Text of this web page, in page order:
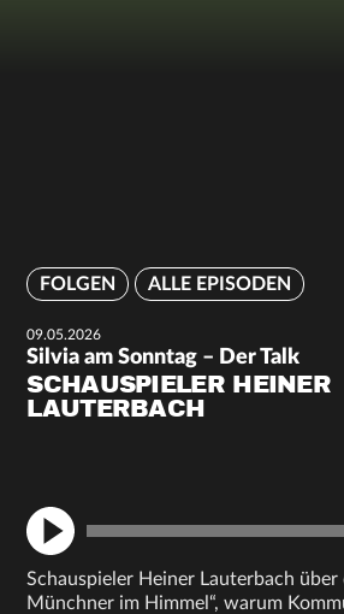
FOLGEN ALLE EPISODEN
09.05.2026
Silvia am Sonntag – Der Talk
SCHAUSPIELER HEINER
LAUTERBACH
Schauspieler Heiner Lauterbach über
Münchner im Himmel“, warum